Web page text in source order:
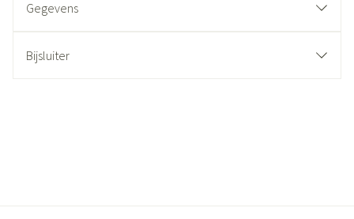
Gegevens
Bijsluiter